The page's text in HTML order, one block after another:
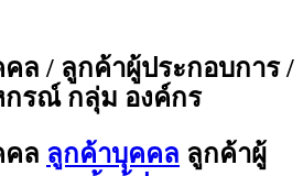
ล / ลูกค้าผู้ประกอบการ /
รณ์ กลุ่ม องค์กร
คล ลูกค้าบุคคล ลูกค้าผู้